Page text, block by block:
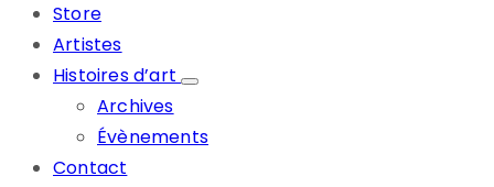
Store
Artistes
Histoires d’art
Archives
Évènements
Contact